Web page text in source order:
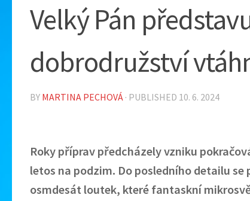
Velký Pán
dobrodružství
BY MARTINA PECHOVÁ · PUBLISHED 10. 6. 2024
Roky příprav předcházely vzniku
letos na podzim. Do posledního detailu
osmdesát loutek, které fantaskní